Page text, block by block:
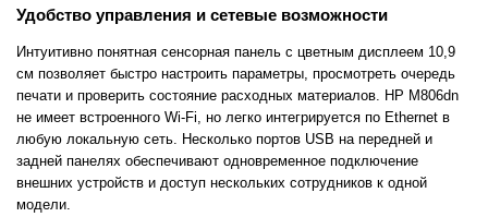
Удобство управления и сетевые возможности
Интуитивно понятная сенсорная панель с цветным дисплеем 10,9
см позволяет быстро настроить параметры, просмотреть очередь
печати и проверить состояние расходных материалов. HP M806dn
не имеет встроенного Wi-Fi, но легко интегрируется по Ethernet в
любую локальную сеть. Несколько портов USB на передней и
задней панелях обеспечивают одновременное подключение
внешних устройств и доступ нескольких сотрудников к одной
модели.